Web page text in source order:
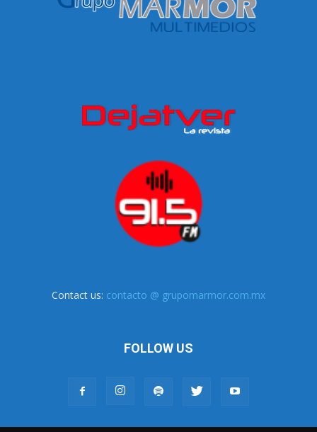
Contact us: contacto @ grupomarmor.com.mx
FOLLOW US